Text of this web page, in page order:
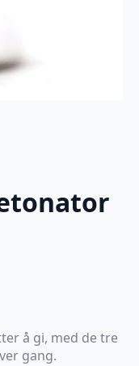
å gi, med de tre
gang.